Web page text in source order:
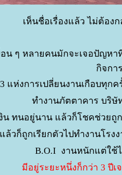
เห็นชื่อเรื่องแล้ว ไม่ต้อง
อน ๆ หลายคนมักจะเจอปัญ
กิจการ
แห่งการเปลี่ยนงานเกือบทุ
ทำงานภัตตาคาร บริษั
น ทนอยู่นาน แล้วก็โชคช่วยถู
ก็ถูกเรียกตัวไปทำงานโรง
B.O.I งานหนักแต่ใช้
มีอยู่ระยะหนึ่งก็กว่า 3 ปีเ